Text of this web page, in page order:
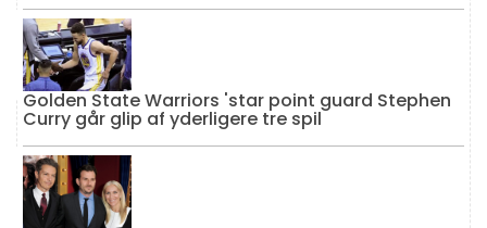
Golden State Warriors 'star point guard Stephen
Curry går glip af yderligere tre spil